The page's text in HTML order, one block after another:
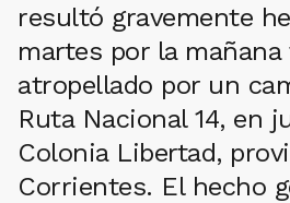
resultó gravemente
martes por la
atropellado por un
Ruta Nacional 14, en
Colonia Libertad,
Corrientes. El hecho